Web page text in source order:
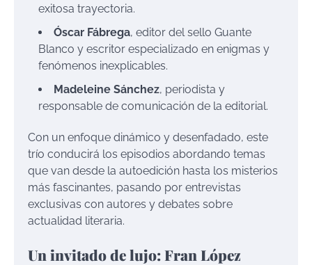
exitosa trayectoria.
Óscar Fábrega, editor del sello Guante
Blanco y escritor especializado en enigmas y
fenómenos inexplicables.
Madeleine Sánchez, periodista y
responsable de comunicación de la editorial.
Con un enfoque dinámico y desenfadado, este
trío conducirá los episodios abordando temas
que van desde la autoedición hasta los misterios
más fascinantes, pasando por entrevistas
exclusivas con autores y debates sobre
actualidad literaria.
Un invitado de lujo: Fran López